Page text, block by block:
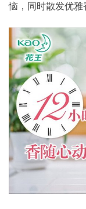
恼，同时散发优雅